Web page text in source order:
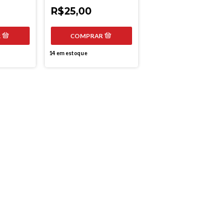
R$25,00
14em estoque